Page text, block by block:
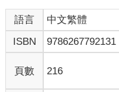
有意思的是，交感神經的作
腦幹和每一節脊椎延伸出去
打開或關閉它的功能；然而
過上游的中樞達成。也就是
心跳種種反應，是有訣竅的。
語言 中文繁體
ISBN
9786267792131
頁數 216